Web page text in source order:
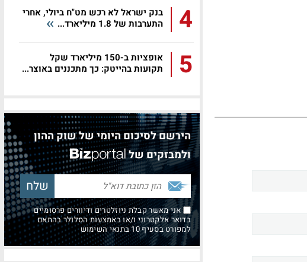
4
בנק ישראל לא רכש מט"ח ביולי, אחרי
התערבות של 1.8 מיליארד...
5
אופציות ב-150 מיליארד שקל
תקועות בהייטק: כך מתכננים באוצר...
הירשם לסיכום היומי של שוק ההון
ולמבזקים של
אני מאשר קבלת ניוזלטרים ודיוורים פרסומיים
בדואר אלקטרוני ו/או באמצעות הסלולר בהתאם
למפורט בסעיף 10 בתנאי השימוש